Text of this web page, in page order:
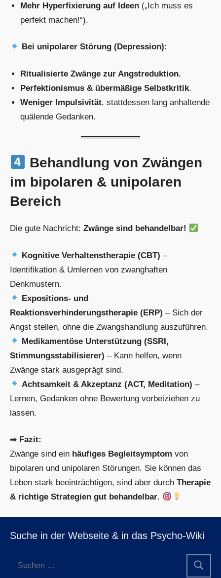
Mehr Hyperfixierung auf Ideen („Ich muss es
perfekt machen!“).
Bei unipolarer Störung (Depression):
Ritualisierte Zwänge zur Angstreduktion.
Perfektionismus & übermäßige Selbstkritik.
Weniger Impulsivität, stattdessen lang anhaltende
quälende Gedanken.
Behandlung von Zwängen
im bipolaren & unipolaren
Bereich
Die gute Nachricht: Zwänge sind behandelbar!
Kognitive Verhaltenstherapie (CBT) –
Identifikation & Umlernen von zwanghaften
Denkmustern.
Expositions- und
Reaktionsverhinderungstherapie (ERP) – Sich der
Angst stellen, ohne die Zwangshandlung auszuführen.
Medikamentöse Unterstützung (SSRI,
Stimmungsstabilisierer) – Kann helfen, wenn
Zwänge stark ausgeprägt sind.
Achtsamkeit & Akzeptanz (ACT, Meditation) –
Lernen, Gedanken ohne Bewertung vorbeiziehen zu
lassen.
➡ Fazit:
Zwänge sind ein häufiges Begleitsymptom von
bipolaren und unipolaren Störungen. Sie können das
Leben stark beeinträchtigen, sind aber durch Therapie
& richtige Strategien gut behandelbar.
Suche in der Webseite & in das Psycho-Wiki